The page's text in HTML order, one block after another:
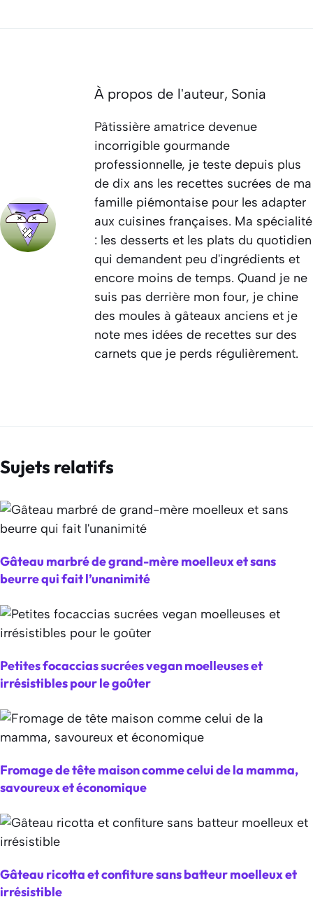
À propos de l'auteur, Sonia
Pâtissière amatrice devenue
incorrigible gourmande
professionnelle, je teste depuis plus
de dix ans les recettes sucrées de ma
famille piémontaise pour les adapter
aux cuisines françaises. Ma spécialité
: les desserts et les plats du quotidien
qui demandent peu d'ingrédients et
encore moins de temps. Quand je ne
suis pas derrière mon four, je chine
des moules à gâteaux anciens et je
note mes idées de recettes sur des
carnets que je perds régulièrement.
Sujets relatifs
Gâteau marbré de grand-mère moelleux et sans
beurre qui fait l’unanimité
Petites focaccias sucrées vegan moelleuses et
irrésistibles pour le goûter
Fromage de tête maison comme celui de la mamma,
savoureux et économique
Gâteau ricotta et confiture sans batteur moelleux et
irrésistible